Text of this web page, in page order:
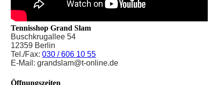
Tennisshop Grand Slam
Buschkrugallee 54
12359 Berlin
Tel./Fax:030 / 606 10 55
E-Mail: grandslam@t-online.de
Öffnungszeiten